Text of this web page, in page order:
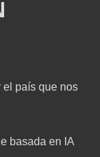
el país que nos
basada en IA